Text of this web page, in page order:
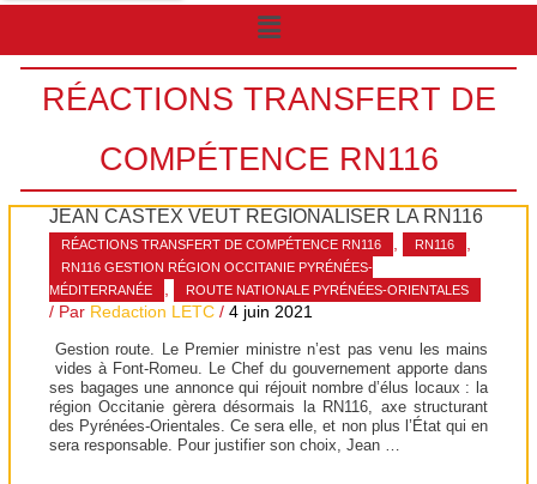
Menu
RÉACTIONS TRANSFERT DE
COMPÉTENCE RN116
JEAN CASTEX VEUT RÉGIONALISER LA RN116
RÉACTIONS TRANSFERT DE COMPÉTENCE RN116 , RN116 ,
RN116 GESTION RÉGION OCCITANIE PYRÉNÉES-
MÉDITERRANÉE
, ROUTE NATIONALE PYRÉNÉES-ORIENTALES
/ Par Redaction LETC /4 juin 2021
Gestion route. Le Premier ministre n’est pas venu les mains
vides à Font-Romeu. Le Chef du gouvernement apporte dans
ses bagages une annonce qui réjouit nombre d’élus locaux : la
région Occitanie gèrera désormais la RN116, axe structurant
des Pyrénées-Orientales. Ce sera elle, et non plus l’État qui en
sera responsable. Pour justifier son choix, Jean …